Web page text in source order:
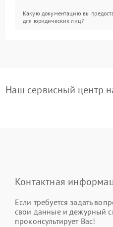
Какую документацию вы
для юридических лиц?
Наш сервисный центр
Контактная
Если требуется задать
свои данные и дежурный
проконсультирует Вас!